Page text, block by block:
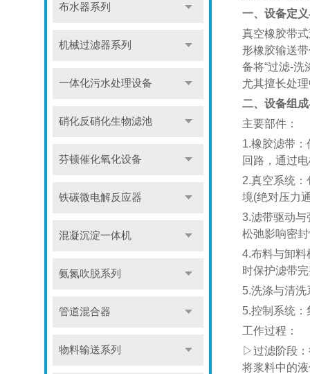
布水器系列
机械过滤器系列
一体化污水处理设备
硝化反硝化生物滤池
芬顿催化氧化设备
铁碳微电解反应器
混凝沉淀一体机
氨氮吹脱系列
管道混合器
物料输送系列
一、设备定
真空橡胶带
形橡胶输送
备将“过滤-洗
尤其擅长处
二、设备组
主要部件：
1.橡胶滤带
回路，通过
2.真空系统
境(绝对压力
3.滤带驱动
松弛影响密
4.布料与卸料
时保护滤带
5.洗涤与清
5.控制系统
工作过程：
▷过滤阶段：
将浆料中的